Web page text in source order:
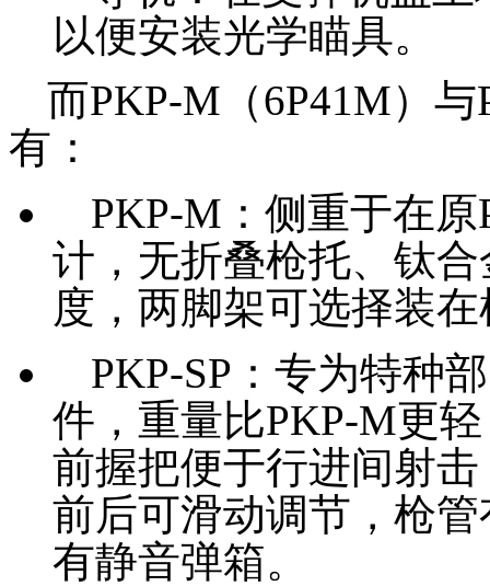
以便安装光学瞄具。
而PKP-M（6P41M）
有：
PKP-M：侧重于在
计，无折叠枪托、钛
度，两脚架可选择装
PKP-SP：专为特种
件，重量比PKP-M更
前握把便于行进间射
前后可滑动调节，枪
有静音弹箱。